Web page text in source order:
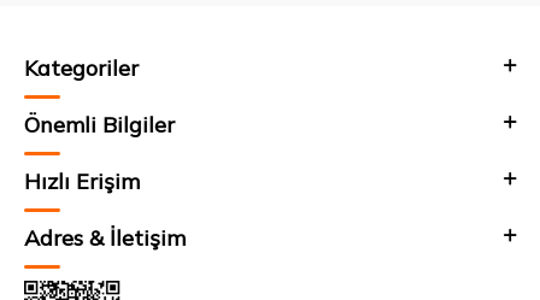
Kategoriler
Önemli Bilgiler
Hızlı Erişim
Adres & İletişim